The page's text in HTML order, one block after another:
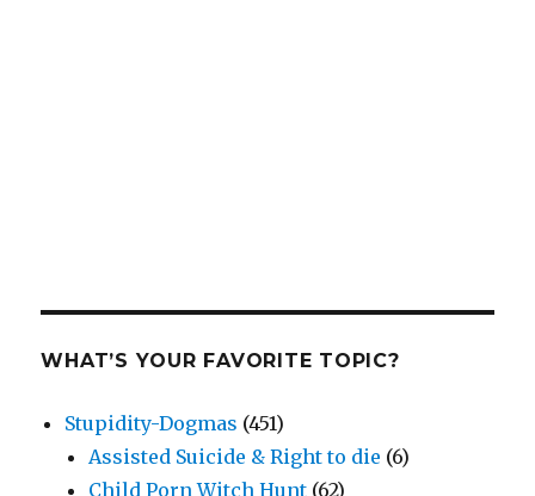
WHAT’S YOUR FAVORITE TOPIC?
Stupidity-Dogmas (451)
Assisted Suicide & Right to die (6)
Child Porn Witch Hunt (62)